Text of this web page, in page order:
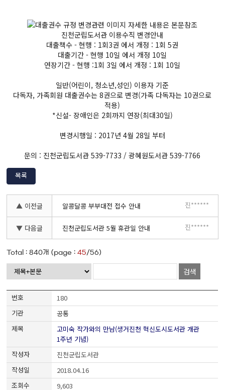
진천군립도서관 이용수직 변경안내
대출책수 - 현행 : 1회3권 에서 개정 : 1회 5권
대출기간 - 현행 10일 에서 개정 10일
연장기간 - 현행 :1회 3일 에서 개정 : 1회 10일
일반(어린이, 청소년,성인) 이용자 기준
다독자, 가족회원 대출권수는 8권으로 변경(가족 다독자는 10권으로
적용)
*신설- 장애인은 2회까지 연장(최대30일)
변경시행일 : 2017년 4월 28일 부터
문의 : 진천군립도서관 539-7733 / 광혜원도서관 539-7766
목록
▲ 이전글 알콩달콩 부부대전 접수 안내 진******
▼ 다음글 진천군립도서관 5월 휴관일 안내 진******
Total :840개 (page :45/56)
검색
180
공통
고미숙 작가와의 만남(생거진천 혁신도시도서관 개관
1주년 기념)
진천군립도서관
2018.04.16
9,603